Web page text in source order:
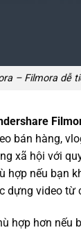
– Filmora dễ
bán hàng,
xã hội với
hợp nếu bạn
dựng video từ
hợp hơn nếu